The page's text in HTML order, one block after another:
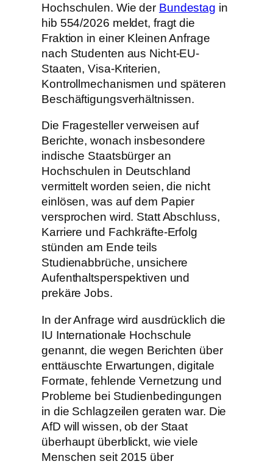
Hochschulen. Wie der Bundestag in
hib 554/2026 meldet, fragt die
Fraktion in einer Kleinen Anfrage
nach Studenten aus Nicht-EU-
Staaten, Visa-Kriterien,
Kontrollmechanismen und späteren
Beschäftigungsverhältnissen.
Die Fragesteller verweisen auf
Berichte, wonach insbesondere
indische Staatsbürger an
Hochschulen in Deutschland
vermittelt worden seien, die nicht
einlösen, was auf dem Papier
versprochen wird. Statt Abschluss,
Karriere und Fachkräfte-Erfolg
stünden am Ende teils
Studienabbrüche, unsichere
Aufenthaltsperspektiven und
prekäre Jobs.
In der Anfrage wird ausdrücklich die
IU Internationale Hochschule
genannt, die wegen Berichten über
enttäuschte Erwartungen, digitale
Formate, fehlende Vernetzung und
Probleme bei Studienbedingungen
in die Schlagzeilen geraten war. Die
AfD will wissen, ob der Staat
überhaupt überblickt, wie viele
Menschen seit 2015 über